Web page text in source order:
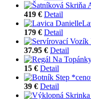
419 € Detail
179 € Detail
37.95 € Detail
15 € Detail
39 € Detail